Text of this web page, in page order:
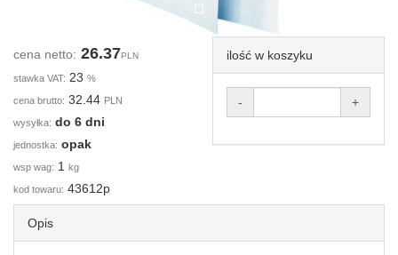
cena netto: 26.37PLN
stawka VAT: 23 %
cena brutto: 32.44 PLN
wysyłka: do 6 dni
jednostka: opak
wsp wag: 1 kg
kod towaru: 43612p
ilość w koszyku
- +
Opis